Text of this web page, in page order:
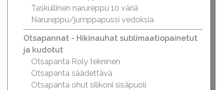
Taskullinen narureppu 10 väriä
Narureppu/jumppapussi vedoksia
Otsapannat - Hikinauhat sublimaatiopainetut
ja kudotut
Otsapanta Roly tekninen
Otsapanta säädettävä
Otsapanta ohut silikoni sisäpuoli